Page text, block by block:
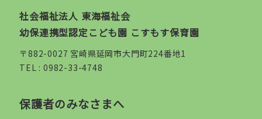
社会福祉法人 東海福祉会
幼保連携型認定こども園 こすもす保育園
〒882-0027 宮崎県延岡市大門町224番地1
TEL :0982-33-4748
保護者のみなさまへ